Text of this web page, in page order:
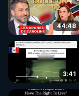
44:48
3:41